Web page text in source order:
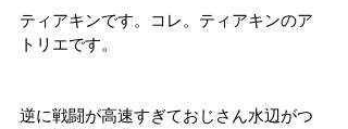
ティアキンです。コレ。ティアキンのア
トリエです。
逆に戦闘が高速すぎておじさん水辺がつ